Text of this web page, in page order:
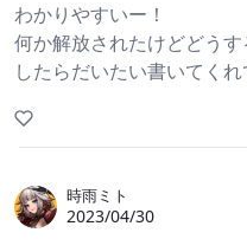
わかりやすいー！
何か解放されたけどどう
したらだいたい書いてく
時雨ミト
2023/04/30